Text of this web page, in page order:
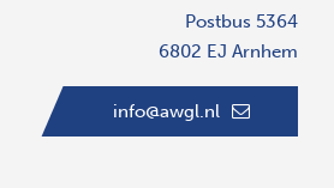
Postbus 5364
6802 EJ Arnhem
info@awgl.nl